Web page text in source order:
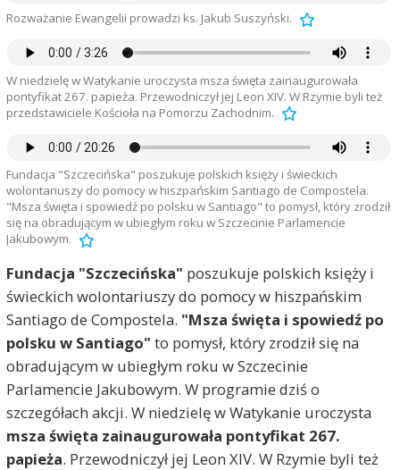
Rozważanie Ewangelii prowadzi ks. Jakub Suszyński.
W niedzielę w Watykanie uroczysta msza święta zainaugurowała
pontyfikat 267. papieża. Przewodniczył jej Leon XIV. W Rzymie byli też
przedstawiciele Kościoła na Pomorzu Zachodnim.
Fundacja "Szczecińska" poszukuje polskich księży i świeckich
wolontariuszy do pomocy w hiszpańskim Santiago de Compostela.
"Msza święta i spowiedź po polsku w Santiago" to pomysł, który zrodził
się na obradującym w ubiegłym roku w Szczecinie Parlamencie
Jakubowym.
Fundacja "Szczecińska" poszukuje polskich księży i
świeckich wolontariuszy do pomocy w hiszpańskim
Santiago de Compostela. "Msza święta i spowiedź po
polsku w Santiago" to pomysł, który zrodził się na
obradującym w ubiegłym roku w Szczecinie
Parlamencie Jakubowym. W programie dziś o
szczegółach akcji. W niedzielę w Watykanie uroczysta
msza święta zainaugurowała pontyfikat 267.
papieża. Przewodniczył jej Leon XIV. W Rzymie byli też